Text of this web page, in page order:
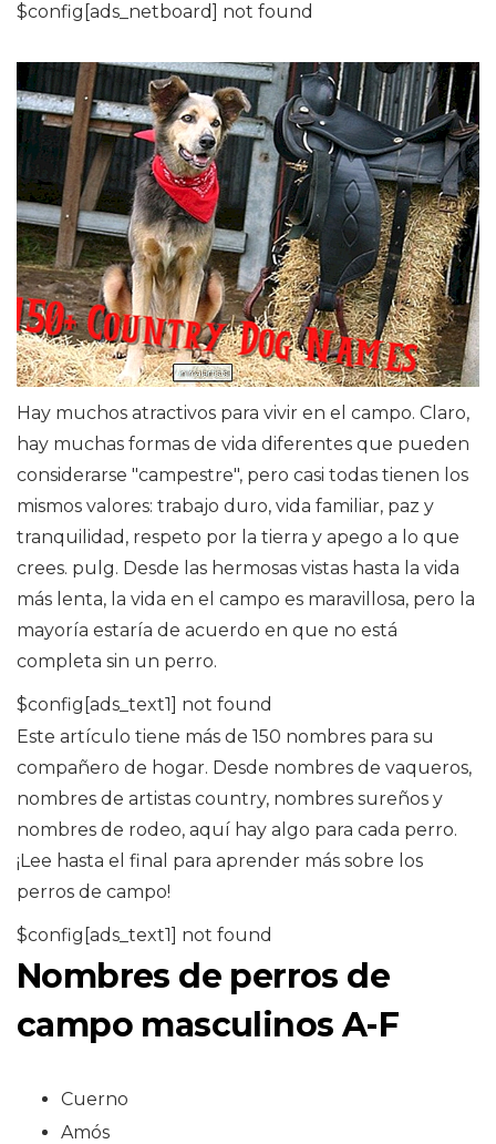
$config[ads_netboard] not found
Hay muchos atractivos para vivir en el campo. Claro,
hay muchas formas de vida diferentes que pueden
considerarse "campestre", pero casi todas tienen los
mismos valores: trabajo duro, vida familiar, paz y
tranquilidad, respeto por la tierra y apego a lo que
crees. pulg. Desde las hermosas vistas hasta la vida
más lenta, la vida en el campo es maravillosa, pero la
mayoría estaría de acuerdo en que no está
completa sin un perro.
$config[ads_text1] not found
Este artículo tiene más de 150 nombres para su
compañero de hogar. Desde nombres de vaqueros,
nombres de artistas country, nombres sureños y
nombres de rodeo, aquí hay algo para cada perro.
¡Lee hasta el final para aprender más sobre los
perros de campo!
$config[ads_text1] not found
Nombres de perros de
campo masculinos A-F
Cuerno
Amós